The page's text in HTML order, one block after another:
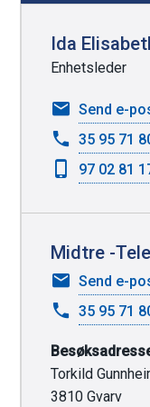
Ida
Enhetsleder
Send e-
35 95 71
97 02 81
Midtre -
Send e-
35 95 71
Torkild
3810 Gvarv